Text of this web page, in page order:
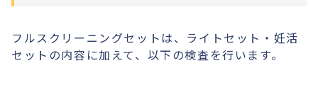
フルスクリーニングセットは、ライトセット・妊活
セットの内容に加えて、以下の検査を行います。